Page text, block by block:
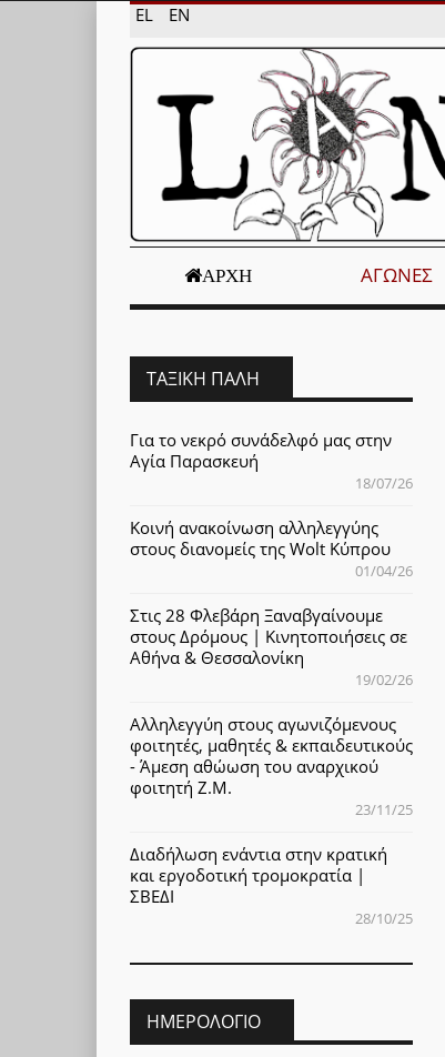
EL EN
ΑΡΧΉ ΑΓΏΝΕΣ
ΤΑΞΙΚΉ ΠΆΛΗ
Για το νεκρό συνάδελφό μας στην
Αγία Παρασκευή
18/07/26
Κοινή ανακοίνωση αλληλεγγύης
στους διανομείς της Wolt Κύπρου
01/04/26
Στις 28 Φλεβάρη Ξαναβγαίνουμε
στους Δρόμους | Κινητοποιήσεις σε
Αθήνα & Θεσσαλονίκη
19/02/26
Αλληλεγγύη στους αγωνιζόμενους
φοιτητές, μαθητές & εκπαιδευτικούς
- Άμεση αθώωση του αναρχικού
φοιτητή Ζ.Μ.
23/11/25
Διαδήλωση ενάντια στην κρατική
και εργοδοτική τρομοκρατία |
ΣΒΕΔΙ
28/10/25
ΗΜΕΡΟΛΌΓΙΟ